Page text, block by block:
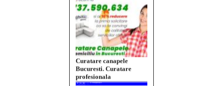
Curatare canapele
Bucuresti. Curatare
profesionala